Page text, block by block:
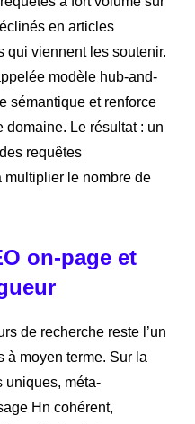
en articles
qui viennent les soutenir.
modèle hub-and-
sémantique et renforce
domaine. Le résultat : un
requêtes
le nombre de
on-page et
de recherche reste l’un
à moyen terme. Sur la
uniques, méta-
Hn cohérent,